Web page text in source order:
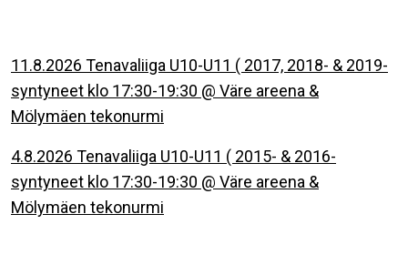
11.8.2026 Tenavaliiga U10-U11 ( 2017, 2018- & 2019-
syntyneet klo 17:30-19:30 @ Väre areena &
Mölymäen tekonurmi
4.8.2026 Tenavaliiga U10-U11 ( 2015- & 2016-
syntyneet klo 17:30-19:30 @ Väre areena &
Mölymäen tekonurmi